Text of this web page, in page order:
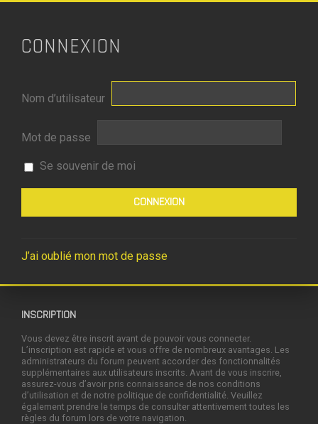
CONNEXION
Nom d’utilisateur
Mot de passe
Se souvenir de moi
J’ai oublié mon mot de passe
INSCRIPTION
Vous devez être inscrit avant de pouvoir vous connecter.
L’inscription est rapide et vous offre de nombreux avantages. Les
administrateurs du forum peuvent accorder des fonctionnalités
supplémentaires aux utilisateurs inscrits. Avant de vous inscrire,
assurez-vous d’avoir pris connaissance de nos conditions
d’utilisation et de notre politique de confidentialité. Veuillez
également prendre le temps de consulter attentivement toutes les
règles du forum lors de votre navigation.